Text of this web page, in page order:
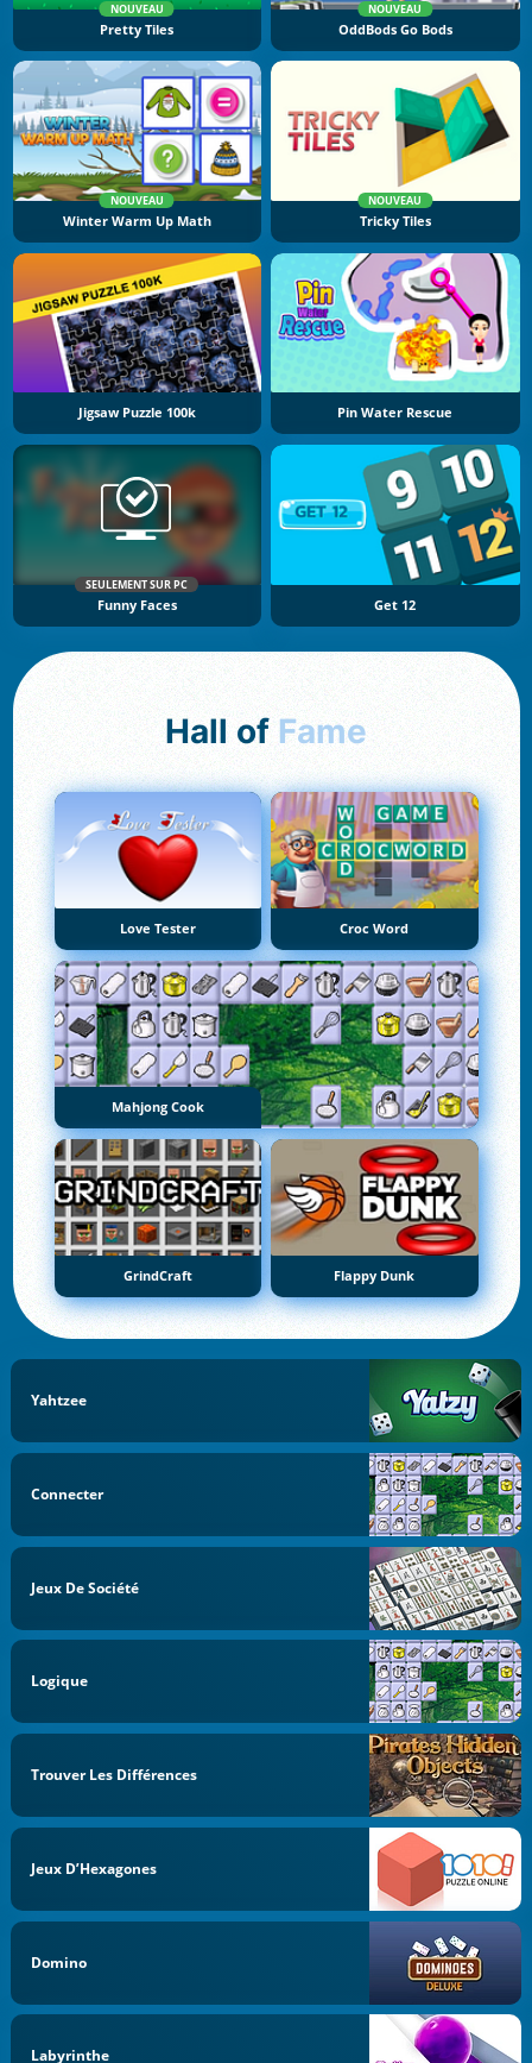
NOUVEAU
Pretty Tiles
NOUVEAU
OddBods Go Bods
NOUVEAU
Winter Warm Up Math
NOUVEAU
Tricky Tiles
Jigsaw Puzzle 100k Pin Water Rescue
SEULEMENT SUR PC
Funny Faces Get 12
Hall of Fame
Love Tester Croc Word
Mahjong Cook
GrindCraft Flappy Dunk
Yahtzee
Connecter
Jeux De Société
Logique
Trouver Les Différences
Jeux D’Hexagones
Domino
Labyrinthe